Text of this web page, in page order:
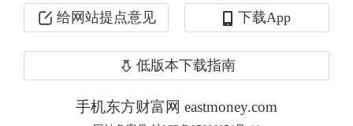
芯片在运行速度和成本方面相较英伟达
GPU具备优势。
去年12月，英伟达曾斥资200亿美元收
给网站提点意见 下载App
低版本下载指南
手机东方财富网 eastmoney.com